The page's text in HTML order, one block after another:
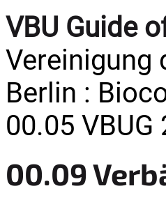
VBU Guide
Vereinigung
Berlin :
00.05 VBUG
00.09